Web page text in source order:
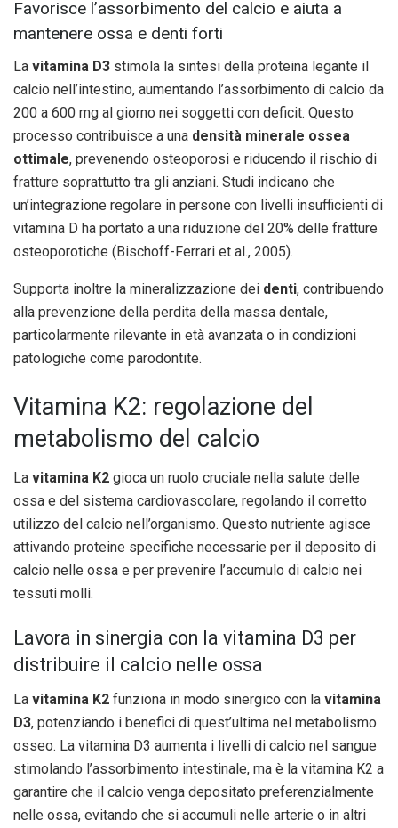
Favorisce l’assorbimento del calcio e aiuta a
mantenere ossa e denti forti
La vitamina D3 stimola la sintesi della proteina legante il
calcio nell’intestino, aumentando l’assorbimento di calcio da
200 a 600 mg al giorno nei soggetti con deficit. Questo
processo contribuisce a una densità minerale ossea
ottimale, prevenendo osteoporosi e riducendo il rischio di
fratture soprattutto tra gli anziani. Studi indicano che
un’integrazione regolare in persone con livelli insufficienti di
vitamina D ha portato a una riduzione del 20% delle fratture
osteoporotiche (Bischoff-Ferrari et al., 2005).
Supporta inoltre la mineralizzazione dei denti, contribuendo
alla prevenzione della perdita della massa dentale,
particolarmente rilevante in età avanzata o in condizioni
patologiche come parodontite.
Vitamina K2: regolazione del
metabolismo del calcio
La vitamina K2 gioca un ruolo cruciale nella salute delle
ossa e del sistema cardiovascolare, regolando il corretto
utilizzo del calcio nell’organismo. Questo nutriente agisce
attivando proteine specifiche necessarie per il deposito di
calcio nelle ossa e per prevenire l’accumulo di calcio nei
tessuti molli.
Lavora in sinergia con la vitamina D3 per
distribuire il calcio nelle ossa
La vitamina K2 funziona in modo sinergico con la vitamina
D3, potenziando i benefici di quest’ultima nel metabolismo
osseo. La vitamina D3 aumenta i livelli di calcio nel sangue
stimolando l’assorbimento intestinale, ma è la vitamina K2 a
garantire che il calcio venga depositato preferenzialmente
nelle ossa, evitando che si accumuli nelle arterie o in altri